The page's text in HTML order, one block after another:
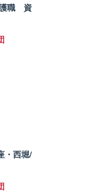
護職 資
・西堀/